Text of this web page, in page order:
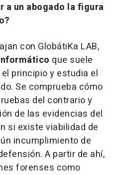
a un abogado la figura
con GlobátiKa LAB,
que suele
principio y estudia el
Se comprueba cómo
del contrario y
de las evidencias del
si existe viabilidad de
incumplimiento de
A partir de ahí,
forenses como